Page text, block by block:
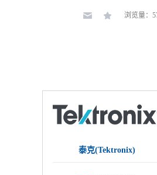
浏览量：
泰克(Tektronix)